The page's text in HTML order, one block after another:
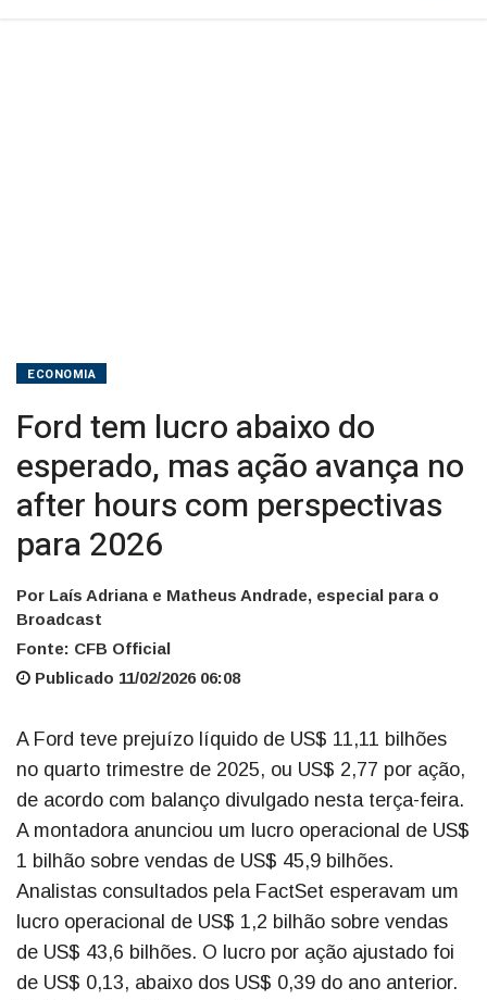
ECONOMIA
Ford tem lucro abaixo do
esperado, mas ação avança no
after hours com perspectivas
para 2026
Por Laís Adriana e Matheus Andrade, especial para o
Broadcast
Fonte: CFB Official
Publicado 11/02/2026 06:08
A Ford teve prejuízo líquido de US$ 11,11 bilhões
no quarto trimestre de 2025, ou US$ 2,77 por ação,
de acordo com balanço divulgado nesta terça-feira.
A montadora anunciou um lucro operacional de US$
1 bilhão sobre vendas de US$ 45,9 bilhões.
Analistas consultados pela FactSet esperavam um
lucro operacional de US$ 1,2 bilhão sobre vendas
de US$ 43,6 bilhões. O lucro por ação ajustado foi
de US$ 0,13, abaixo dos US$ 0,39 do ano anterior.